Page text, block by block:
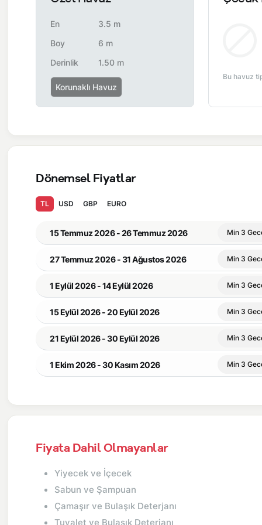
En
3.5 m
Boy
6 m
Derinlik
1.50 m
Korunaklı Havuz
Bu havuz
Dönemsel Fiyatlar
TL USD GBP EURO
15 Temmuz 2026 - 26 Temmuz 2026 Min 3
27 Temmuz 2026 - 31 Ağustos 2026 Min 3
1 Eylül 2026 - 14 Eylül 2026 Min 3
15 Eylül 2026 - 20 Eylül 2026 Min 3
21 Eylül 2026 - 30 Eylül 2026 Min 3
1 Ekim 2026 - 30 Kasım 2026 Min 3
Fiyata Dahil Olmayanlar
Yiyecek ve İçecek
Sabun ve Şampuan
Çamaşır ve Bulaşık Deterjanı
Tuvalet ve Bulaşık Deterjanı